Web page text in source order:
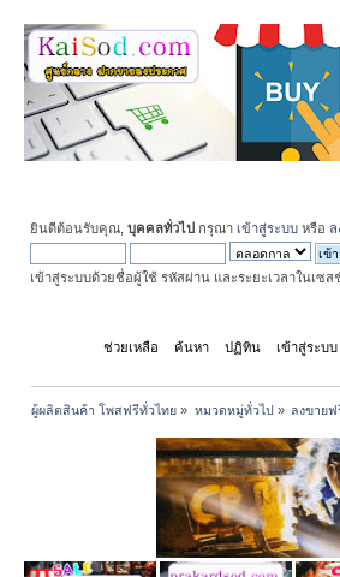
ยินดีต้อนรับคุณ, บุคคลทั่วไป กรุณา เข้าสู่ระบบ หรือ ล
เข้าสู่ระบบด้วยชื่อผู้ใช้ รหัสผ่าน และระยะเวลาในเซส
ช่วยเหลือ ค้นหา ปฏิทิน เข้าสู่ระบบ
ผู้ผลิตสินค้า โพสฟรีทั่วไทย » หมวดหมู่ทั่วไป» ลงขาย